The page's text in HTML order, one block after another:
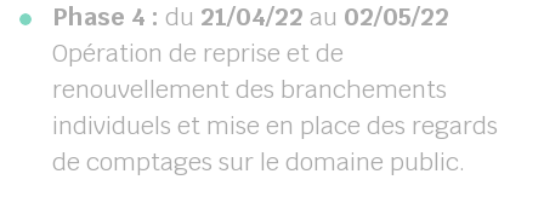
Phase 4 : du 21/04/22 au 02/05/22
Opération de reprise et de
renouvellement des branchements
individuels et mise en place des regards
de comptages sur le domaine public.